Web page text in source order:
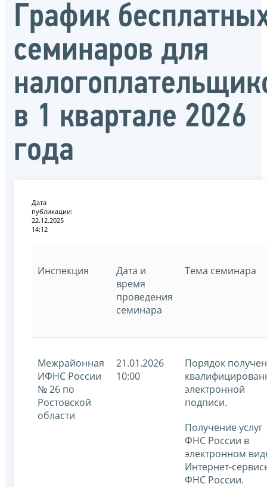
График
семинаров для
в 1 квартале 2026
года
Дата
публикации:
22.12.2025
14:12
Инспекция
Дата и
время
проведения
семинара
Тема семинара
Межрайонная
ИФНС России
№ 26 по
Ростовской
области
21.01.2026
10:00
Порядок
электронной
подписи.
Получение услуг
ФНС России в
электронном
Интернет-
ФНС России.